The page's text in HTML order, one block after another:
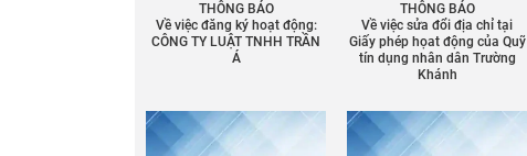
THÔNG BÁO
Về việc đăng ký hoạt động:
CÔNG TY LUẬT TNHH TRẦN
Á
THÔNG BÁO
Về việc sửa đổi địa chỉ tại
Giấy phép họat động của Quỹ
tín dụng nhân dân Trường
Khánh